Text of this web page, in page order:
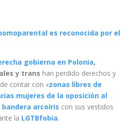
es reconocida por el
gobierna en Polonia,
y trans han perdido derechos y
contar con «zonas libres de
mujeres de la oposición al
arcoíris con sus vestidos
la LGTBfobia.